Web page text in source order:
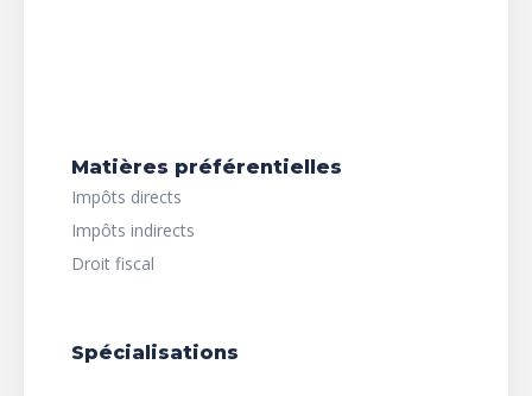
Matières préférentielles
Impôts directs
Impôts indirects
Droit fiscal
Spécialisations